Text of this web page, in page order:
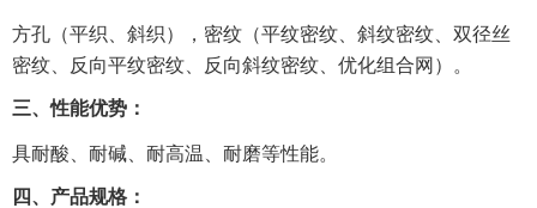
方孔（平织、斜织），密纹（平纹密纹、斜纹密纹、双径丝
密纹、反向平纹密纹、反向斜纹密纹、优化组合网）。
三、性能优势：
具耐酸、耐碱、耐高温、耐磨等性能。
四、产品规格：